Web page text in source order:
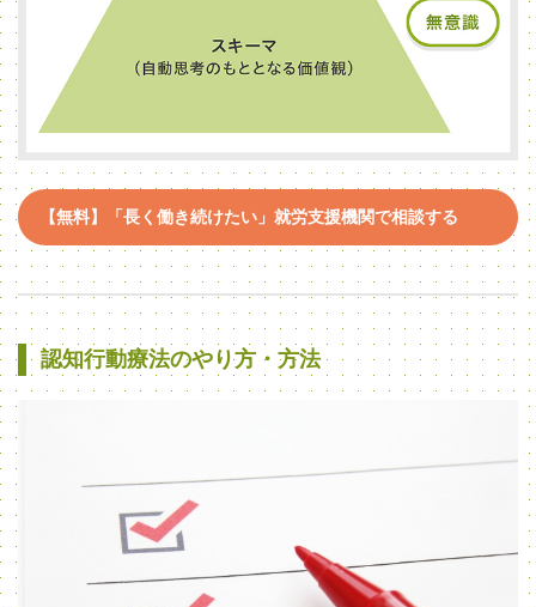
【無料】「長く働き続けたい」就労支援機関で相談する
認知行動療法のやり方・方法